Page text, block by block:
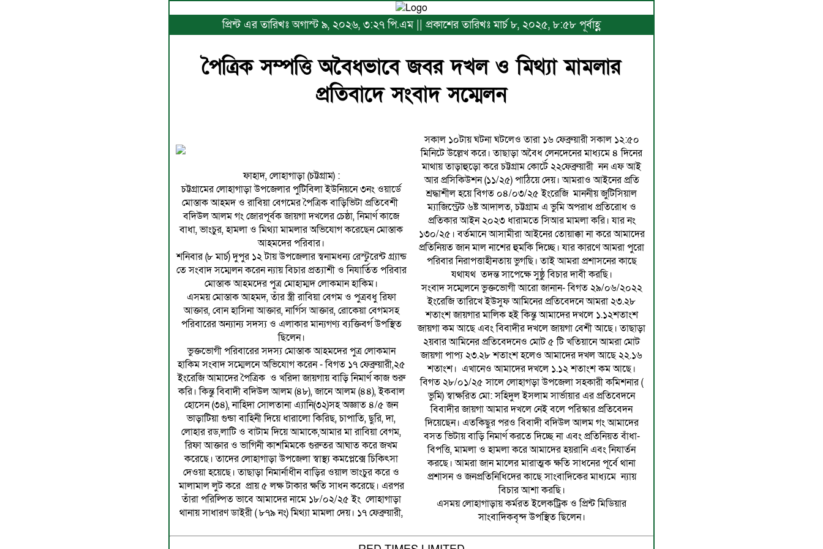
প্রিন্ট এর তারিখঃ অগাস্ট ৯, ২০২৬, ৩:২৭ পি.এম || প্রকাশের তারিখঃ মার্চ ৮, ২০২৫, ৮:৫৮ পূর্বাহ্ণ
পৈত্রিক সম্পত্তি অবৈধভাবে জবর দখল ও মিথ্যা মামলার
প্রতিবাদে সংবাদ সম্মেলন
ফাহাদ, লোহাগাড়া (চট্টগ্রাম) :
চট্টগ্রামের লোহাগাড়া উপজেলার পুটিবিলা ইউনিয়নে ৩নং ওয়ার্ডে
মোস্তাক আহমদ ও রাবিয়া বেগমের পৈত্রিক বাড়িভিটা প্রতিবেশী
বদিউল আলম গং জোরপূর্বক জায়গা দখলের চেষ্ঠা, নিমার্ণ কাজে
বাধা, ভাংচুর, হামলা ও মিথ্যা মামলার অভিযোগ করেছেন মোস্তাক
আহমদের পরিবার।
শনিবার (৮ মার্চ) দুপুর ১২ টায় উপজেলার স্বনামধন্য রেস্টুরেন্ট গ্র্যান্ড
তে সংবাদ সম্মেলন করেন ন্যায় বিচার প্রত্যাশী ও নিযার্তিত পরিবার
মোস্তাক আহমদের পুত্র মোহাম্মদ লোকমান হাকিম।
এসময় মোস্তাক আহমদ, তাঁর স্ত্রী রাবিয়া বেগম ও পুত্রবধু রিফা
আক্তার, বোন হাসিনা আক্তার, নার্গিস আক্তার, রোকেয়া বেগমসহ
পরিবারের অন্যান্য সদস্য ও এলাকার মান্যগণ্য ব্যক্তিবর্গ উপস্থিত
ছিলেন।
ভুক্তভোগী পরিবারের সদস্য মোস্তাক আহমদের পুত্র লোকমান
হাকিম সংবাদ সম্মেলনে অভিযোগ করেন - বিগত ১৭ ফেব্রুয়ারী,২৫
ইংরেজি আমাদের পৈত্রিক ও খরিদা জায়গায় বাড়ি নিমার্ণ কাজ শুরু
করি। কিন্তু বিবাদী বদিউল আলম (৪৮), জানে আলম (৪৪), ইকবাল
হোসেন (৩৪), নাহিদা সোলতানা এ্যানি(৩২)সহ অজ্ঞাত ৪/৫ জন
ভাড়াটিয়া গুন্ডা বাহিনী দিয়ে ধারালো কিরিছ, চাপাতি, ছুরি, দা,
লোহার রড,লাটি ও বাটাম দিয়ে আমাকে,আমার মা রাবিয়া বেগম,
রিফা আক্তার ও ভাগিনী কাশমিমকে গুরুতর আঘাত করে জখম
করেছে। তাদের লোহাগাড়া উপজেলা স্বাস্থ্য কমপ্লেক্সে চিকিৎসা
দেওয়া হয়েছে। তাছাড়া নিমার্নাধীন বাড়ির ওয়াল ভাংচুর করে ও
মালামাল লুট করে প্রায় ৫ লক্ষ টাকার ক্ষতি সাধন করেছে। এরপর
তাঁরা পরিল্পিত ভাবে আমাদের নামে ১৮/০২/২৫ ইং লোহাগাড়া
থানায় সাধারণ ডাইরী ( ৮৭৯ নং) মিথ্যা মামলা দেয়। ১৭ ফেব্রুয়ারী,
সকাল ১০টায় ঘটনা ঘটলেও তারা ১৬ ফেব্রুয়ারী সকাল ১২:৫০
মিনিটে উল্লেখ করে। তাছাড়া অবৈধ লেনদেনের মাধ্যমে ৪ দিনের
মাথায় তাড়াহুড়ো করে চট্টগ্রাম কোর্টে ২২ফেব্রুয়ারী নন এফ আই
আর প্রসিকিউশন (১১/২৫) পাঠিয়ে দেয়। আমরাও আইনের প্রতি
শ্রদ্ধাশীল হয়ে বিগত ০৪/০৩/২৫ ইংরেজি মাননীয় জুটিসিয়াল
ম্যাজিস্ট্রেট ৬ষ্ট আদালত, চট্টগ্রাম এ ভুমি অপরাধ প্রতিরোধ ও
প্রতিকার আইন ২০২৩ ধারামতে সিআর মামলা করি। যার নং
১৩০/২৫। বর্তমানে আসামীরা আইনের তোয়াক্কা না করে আমাদের
প্রতিনিয়ত জান মাল নাশের হুমকি দিচ্ছে। যার কারণে আমরা পুরো
পরিবার নিরাপত্তাহীনতায় ভুগছি। তাই আমরা প্রশাসনের কাছে
যথাযথ তদন্ত সাপেক্ষে সুষ্ঠু বিচার দাবী করছি।
সংবাদ সম্মেলনে ভুক্তভোগী আরো জানান- বিগত ২৯/০৬/২০২২
ইংরেজি তারিখে ইউসুফ আমিনের প্রতিবেদনে আমরা ২৩.২৮
শতাংশ জায়গার মালিক হই কিন্তু আমাদের দখলে ১.১২শতাংশ
জায়গা কম আছে এবং বিবাদীর দখলে জায়গা বেশী আছে। তাছাড়া
২য়বার আমিনের প্রতিবেদনেও মোট ৫ টি খতিয়ানে আমরা মোট
জায়গা পাপ্য ২৩.২৮ শতাংশ হলেও আমাদের দখল আছে ২২.১৬
শতাংশ। এখানেও আমাদের দখলে ১.১২ শতাংশ কম আছে।
বিগত ২৮/০১/২৫ সালে লোহাগড়া উপজেলা সহকারী কমিশনার (
ভুমি) স্বাক্ষরিত মো: সহিদুল ইসলাম সার্ভায়ার এর প্রতিবেদনে
বিবাদীর জায়গা আমার দখলে নেই বলে পরিস্কার প্রতিবেদন
দিয়েছেন। এতকিছুর পরও বিবাদী বদিউল আলম গং আমাদের
বসত ভিটায় বাড়ি নিমার্ণ করতে দিচ্ছে না এবং প্রতিনিয়ত বাঁধা-
বিপত্তি, মামলা ও হামলা করে আমাদের হয়রানি এবং নিযার্তন
করছে। আমরা জান মালের মারাত্মক ক্ষতি সাধনের পূর্বে থানা
প্রশাসন ও জনপ্রতিনিধিদের কাছে সাংবাদিকের মাধ্যমে ন্যায়
বিচার আশা করছি।
এসময় লোহাগাড়ায় কর্মরত ইলেকট্রিক ও প্রিন্ট মিডিয়ার
সাংবাদিকবৃন্দ উপস্থিত ছিলেন।